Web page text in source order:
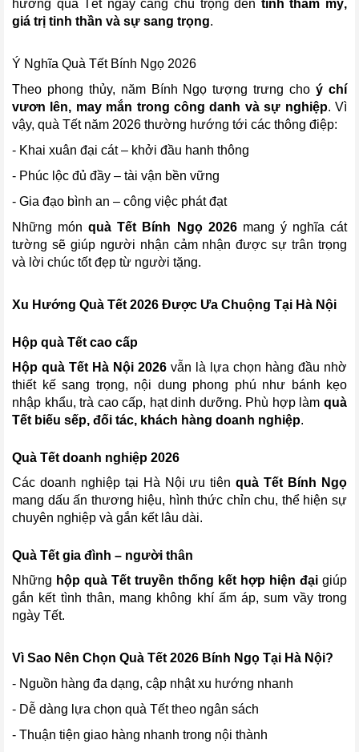
hướng quà Tết ngày càng chú trọng đến tính thẩm mỹ,
giá trị tinh thần và sự sang trọng.
Ý Nghĩa Quà Tết Bính Ngọ 2026
Theo phong thủy, năm Bính Ngọ tượng trưng choý chí
vươn lên, may mắn trong công danh và sự nghiệp. Vì
vậy, quà Tết năm 2026 thường hướng tới các thông điệp:
- Khai xuân đại cát – khởi đầu hanh thông
- Phúc lộc đủ đầy – tài vận bền vững
- Gia đạo bình an – công việc phát đạt
Những mónquà Tết Bính Ngọ 2026mang ý nghĩa cát
tường sẽ giúp người nhận cảm nhận được sự trân trọng
và lời chúc tốt đẹp từ người tặng.
Xu Hướng Quà Tết 2026 Được Ưa Chuộng Tại Hà Nội
Hộp quà Tết cao cấp
Hộp quà Tết Hà Nội 2026 vẫn là lựa chọn hàng đầu nhờ
thiết kế sang trọng, nội dung phong phú như bánh kẹo
nhập khẩu, trà cao cấp, hạt dinh dưỡng. Phù hợp làm quà
Tết biếu sếp, đối tác, khách hàng doanh nghiệp.
Quà Tết doanh nghiệp 2026
Các doanh nghiệp tại Hà Nội ưu tiênquà Tết Bính Ngọ
mang dấu ấn thương hiệu, hình thức chỉn chu, thể hiện sự
chuyên nghiệp và gắn kết lâu dài.
Quà Tết gia đình – người thân
Những hộp quà Tết truyền thống kết hợp hiện đại giúp
gắn kết tình thân, mang không khí ấm áp, sum vầy trong
ngày Tết.
Vì Sao Nên Chọn Quà Tết 2026 Bính Ngọ Tại Hà Nội?
- Nguồn hàng đa dạng, cập nhật xu hướng nhanh
- Dễ dàng lựa chọn quà Tết theo ngân sách
- Thuận tiện giao hàng nhanh trong nội thành